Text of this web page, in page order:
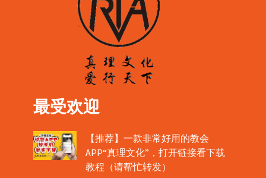
最受欢迎
【推荐】一款非常好用的教会
APP“真理文化”，打开链接看下载
教程（请帮忙转发）